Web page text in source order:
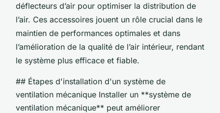
déflecteurs d’air pour optimiser la distribution de
l’air. Ces accessoires jouent un rôle crucial dans le
maintien de performances optimales et dans
l’amélioration de la qualité de l’air intérieur, rendant
le système plus efficace et fiable.
## Étapes d'installation d'un système de
ventilation mécanique Installer un **système de
ventilation mécanique** peut améliorer